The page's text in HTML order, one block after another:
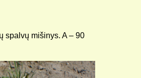
spalvų mišinys. A – 90